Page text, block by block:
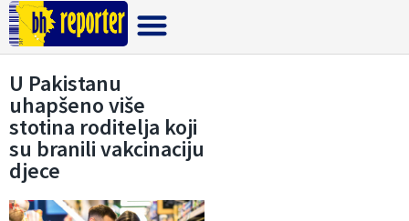
U Pakistanu
uhapšeno više
stotina roditelja koji
su branili vakcinaciju
djece